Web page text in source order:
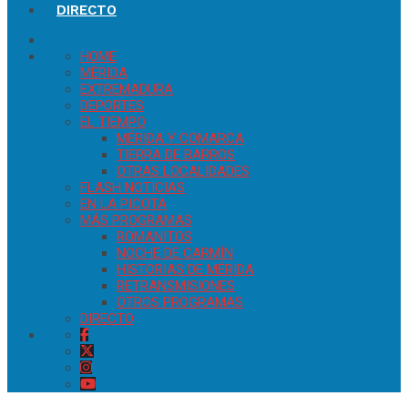
DIRECTO
HOME
MÉRIDA
EXTREMADURA
DEPORTES
EL TIEMPO
MÉRIDA Y COMARCA
TIERRA DE BARROS
OTRAS LOCALIDADES
FLASH NOTICIAS
EN LA PICOTA
MÁS PROGRAMAS
ROMANITOS
NOCHE DE CARMÍN
HISTORIAS DE MÉRIDA
RETRANSMISIONES
OTROS PROGRAMAS
DIRECTO